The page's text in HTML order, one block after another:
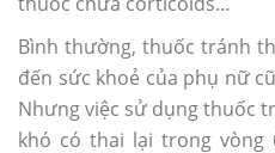
Bình thường, thuốc tránh
đến sức khoẻ của phụ nữ
Nhưng việc sử dụng thuốc
khó có thai lại trong vòng